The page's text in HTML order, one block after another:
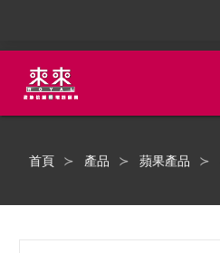
首頁 產品 蘋果產品